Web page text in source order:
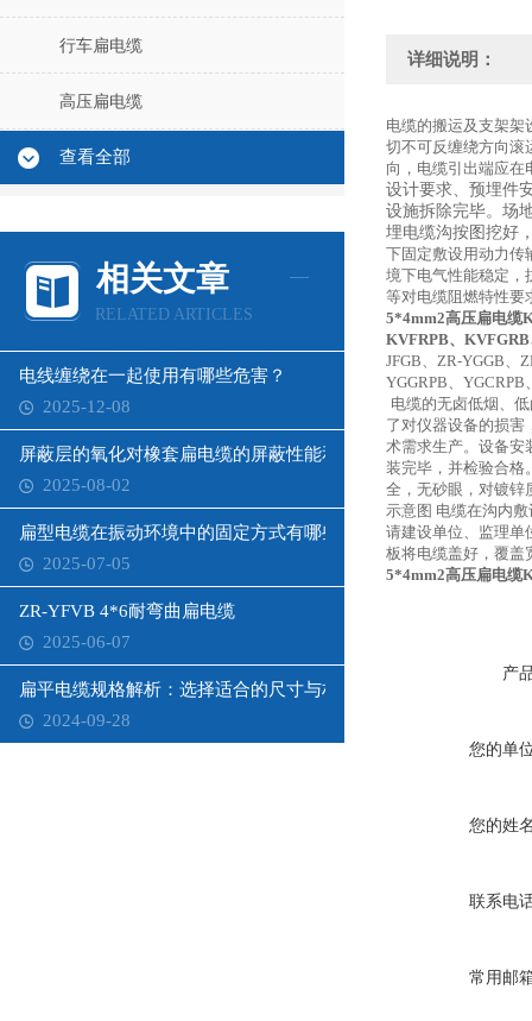
行车扁电缆
高压扁电缆
查看全部
相关文章
RELATED ARTICLES
电线缠绕在一起使用有哪些危害？
2025-12-08
屏蔽层的氧化对橡套扁电缆的屏蔽性能和寿命有何影响？
2025-08-02
扁型电缆在振动环境中的固定方式有哪些？
2025-07-05
ZR-YFVB 4*6耐弯曲扁电缆
2025-06-07
扁平电缆规格解析：选择适合的尺寸与材质
2024-09-28
详细说明：
电缆的搬运及支架架
切不可反缠绕方向滚
向，电缆引出端应在
设计要求、预埋件
设施拆除完毕。场
埋电缆沟按图挖好
下固定敷设用动力传
境下电气性能稳定，
等对电缆阻燃特性要
5*4mm2高压扁电缆
KVFRPB、
JFGB、ZR-YGGB、
YGGRPB、
电缆的无卤低烟、
了对仪器设备的损害
术需求生产。设备安
装完毕，并检验合格
全，无砂眼，对镀锌
示意图 电缆在沟内
请建设单位、监理单
板将电缆盖好，覆盖
5*4mm2高压扁电缆
产
您的单
您的姓
联系电
常用邮